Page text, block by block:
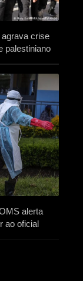
crise
palestiniano
alerta
ao oficial